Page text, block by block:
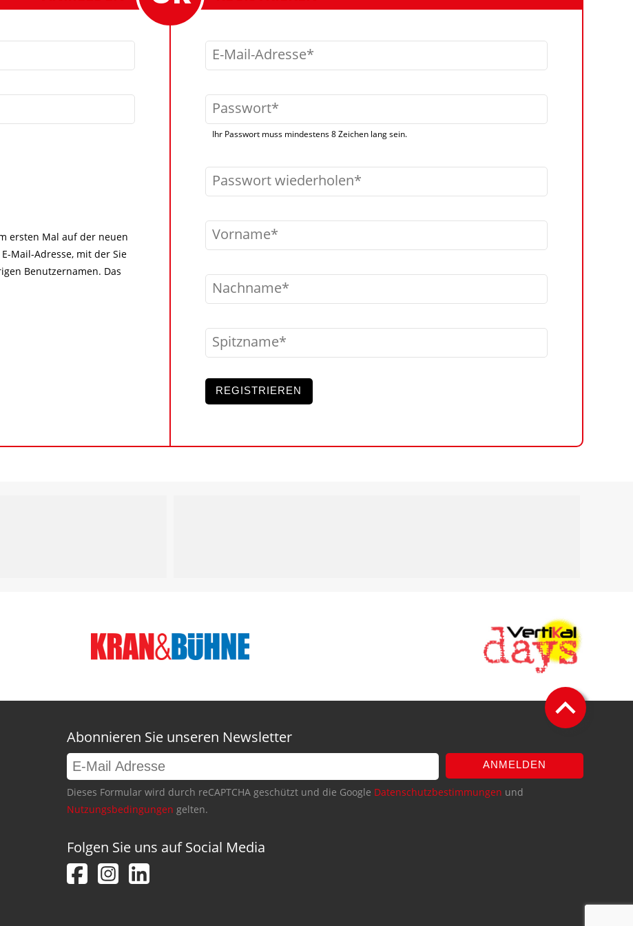
ersten Mal auf der neuen
Mail-Adresse, mit der Sie
Benutzernamen. Das
E-Mail-Adresse
Passwort
Ihr Passwort muss mindestens 8 Zeichen lang sein.
Passwort wiederholen
Vorname
Nachname
Spitzname
REGISTRIEREN
Abonnieren Sie unseren Newsletter
ANMELDEN
Dieses Formular wird durch reCAPTCHA geschützt und die Google Datenschutzbestimmungen und
Nutzungsbedingungen gelten.
Folgen Sie uns auf Social Media